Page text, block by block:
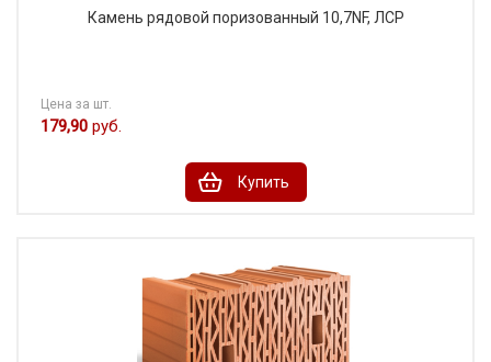
Камень рядовой поризованный 10,7NF, ЛСР
Цена за шт.
179,90 руб.
Купить